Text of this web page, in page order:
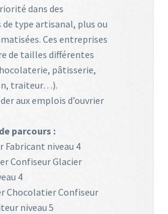
dans des
type artisanal, plus ou
Ces entreprises
de tailles différentes
pâtisserie,
traiteur…).
aux emplois d’ouvrier
parcours :
Fabricant niveau 4
Confiseur Glacier
4
Chocolatier Confiseur
niveau 5